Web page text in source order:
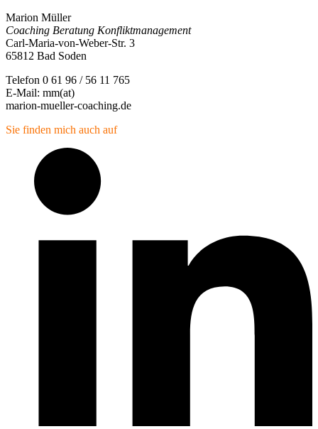
Marion Müller
Coaching Beratung Konfliktmanagement
Carl-Maria-von-Weber-Str. 3
65812 Bad Soden
Telefon 0 61 96 / 56 11 765
E-Mail: mm(at)
marion-mueller-coaching.de
Sie finden mich auch auf